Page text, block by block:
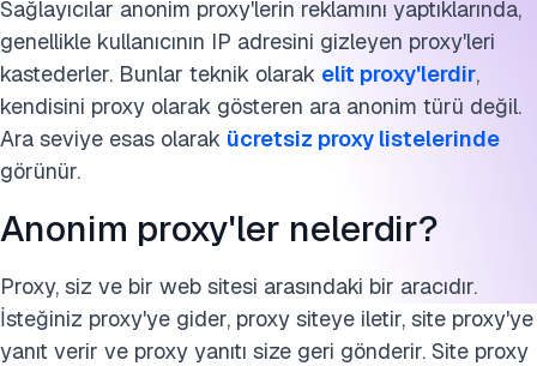
Sağlayıcılar anonim proxy'lerin reklamını yaptıklarında,
genellikle kullanıcının IP adresini gizleyen proxy'leri
kastederler. Bunlar teknik olarak elit proxy'lerdir,
kendisini proxy olarak gösteren ara anonim türü değil.
Ara seviye esas olarak ücretsiz proxy listelerinde
görünür.
Anonim proxy'ler nelerdir?
Proxy, siz ve bir web sitesi arasındaki bir aracıdır.
İsteğiniz proxy'ye gider, proxy siteye iletir, site proxy'ye
yanıt verir ve proxy yanıtı size geri gönderir. Site proxy